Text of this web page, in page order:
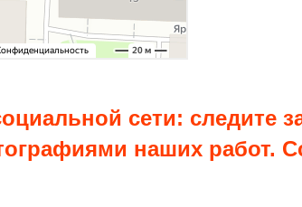
сети: следите
наших работ.